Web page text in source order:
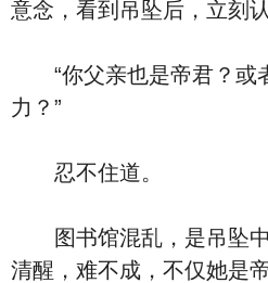
意念，看到吊坠后，立刻
“你父亲也是帝君？或
力？”
忍不住道。
图书馆混乱，是吊坠中
清醒，难不成，不仅她是